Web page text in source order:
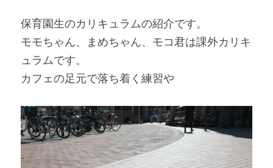
保育園生のカリキュラムの紹介です。
モモちゃん、まめちゃん、モコ君は課外カリキ
ュラムです。
カフェの足元で落ち着く練習や